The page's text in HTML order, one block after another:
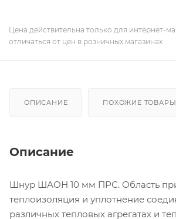
Цена действительна только для интернет-
отличаться от цен в розничных магазинах
ОПИСАНИЕ ПОХОЖИЕ ТОВАРЫ
Описание
Шнур ШАОН 10 мм ПРС. Область
теплоизоляция и уплотнение
различных тепловых агрегатах и